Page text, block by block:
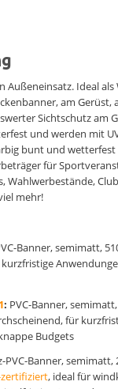
Außeneinsatz. Ideal
am Gerüst,
Sichtschutz am
und werden mit
bunt und wetterfest
für
Wahlwerbestände,
mehr!
Banner, semimatt,
: PVC-Banner,
für
Budgets
PVC-Banner, semimatt,
zertifiziert, ideal für